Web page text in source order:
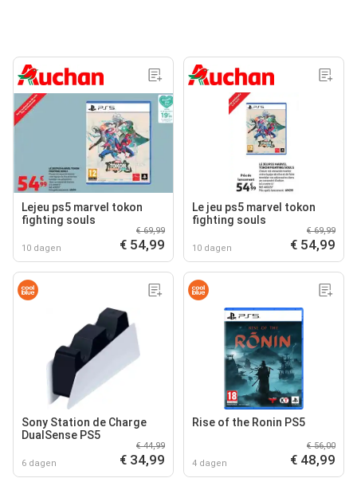
Lejeu ps5 marvel tokon
fighting souls
10 dagen
€ 69,99
€ 54,99
Le jeu ps5 marvel tokon
fighting souls
10 dagen
€ 69,99
€ 54,99
Sony Station de Charge
DualSense PS5
6 dagen
€ 44,99
€ 34,99
Rise of the Ronin PS5
4 dagen
€ 56,00
€ 48,99